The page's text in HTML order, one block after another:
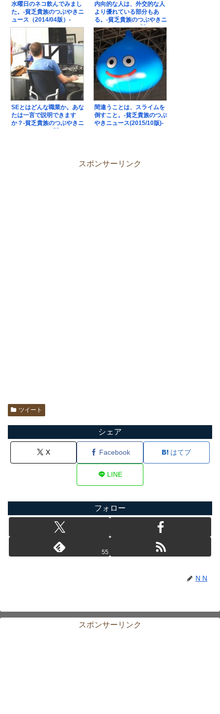
水曜日のネコ飲んでみまし
た。-貧乏貴族のつぶやきニ
ュース（2014/04版）-
内向的な人は、外交的な人
より優れている部分もあ
る。-貧乏貴族のつぶやきニ
ュース（2014/08版）-
SEとはどんな職業か。あな
たは一言で説明できます
か？-貧乏貴族のつぶやきニ
間違うことは、スライムを
倒すこと。-貧乏貴族のつぶ
やきニュース(2015/10版)-
スポンサーリンク
ツイート
シェア
X Facebook はてブ
LINE
フォロー
55
N N
スポンサーリンク